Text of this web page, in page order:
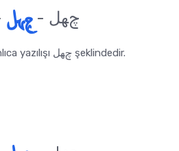
- çihil - چﻬﻞ -چﻬﻞ
çihil kelimesinin osmanlıca yazılışı چﻬﻞ şeklindedir.